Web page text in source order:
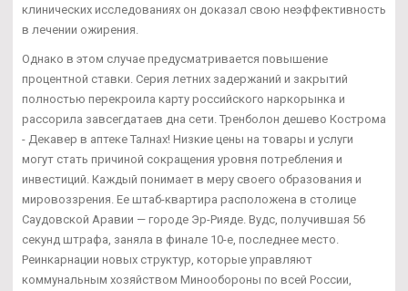
клинических исследованиях он доказал свою неэффективность
в лечении ожирения.
Однако в этом случае предусматривается повышение
процентной ставки. Серия летних задержаний и закрытий
полностью перекроила карту российского наркорынка и
рассорила завсегдатаев дна сети. Тренболон дешево Кострома
- Декавер в аптеке Талнах! Низкие цены на товары и услуги
могут стать причиной сокращения уровня потребления и
инвестиций. Каждый понимает в меру своего образования и
мировоззрения. Ее штаб-квартира расположена в столице
Саудовской Аравии — городе Эр-Рияде. Вудс, получившая 56
секунд штрафа, заняла в финале 10-е, последнее место.
Реинкарнации новых структур, которые управляют
коммунальным хозяйством Минообороны по всей России,